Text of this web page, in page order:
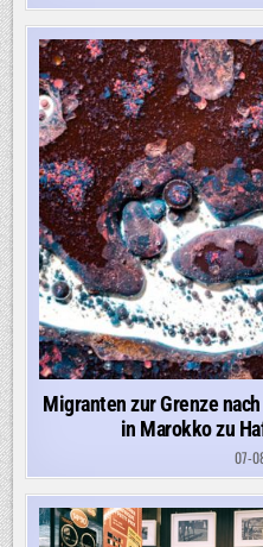
Migranten zur Grenze
in Marokko zu
07-